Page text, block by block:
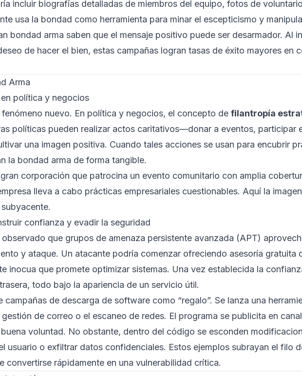
incluir biografías detalladas de miembros del equipo, fotos de
usa la bondad como herramienta para minar el escepticismo y
bondad arma saben que el mensaje positivo puede ser desarmador. Al
de hacer el bien, estas campañas logran tasas de éxito mayores en
Arma
política y negocios
nuevo. En política y negocios, el concepto de filantropía
políticas pueden realizar actos caritativos—donar a eventos, participar
una imagen positiva. Cuando tales acciones se usan para encubrir
la bondad arma de forma tangible.
corporación que patrocina un evento comunitario con amplia
lleva a cabo prácticas empresariales cuestionables. Aquí la
confianza y evadir la seguridad
que grupos de amenaza persistente avanzada (APT)
y ataque. Un atacante podría comenzar ofreciendo asesoría gratuita
inocua que promete optimizar sistemas. Una vez establecida la
todo bajo la apariencia de un servicio útil.
campañas de descarga de software como “regalo”. Se lanza una
de correo o el escaneo de redes. El programa se publicita en
voluntad. No obstante, dentro del código se esconden
usuario o exfiltrar datos confidenciales. Estos ejemplos subrayan el filo
convertirse rápidamente en una vulnerabilidad crítica.